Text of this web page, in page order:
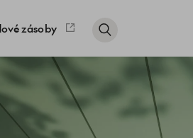
zásoby